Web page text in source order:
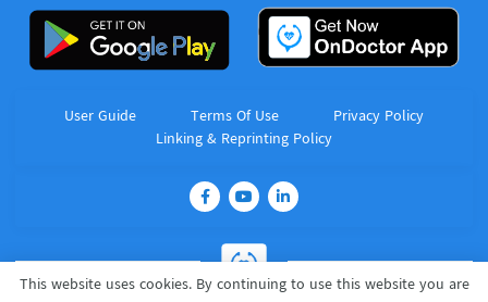
User Guide Terms Of Use
Privacy Policy
Linking & Reprinting Policy
This website uses cookies. By continuing to use this website you are